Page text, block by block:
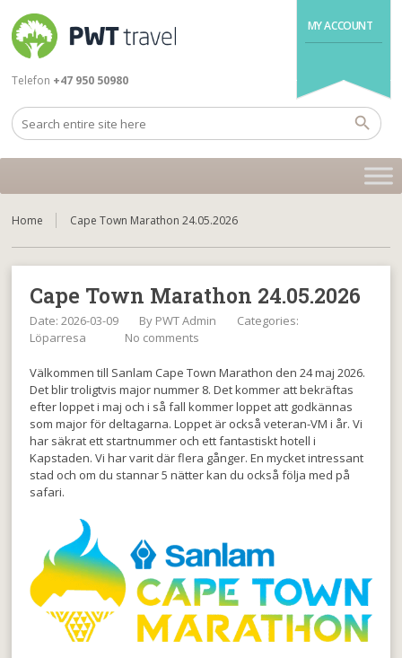
MY ACCOUNT
Telefon +47 950 50980
Home Cape Town Marathon 24.05.2026
Cape Town Marathon 24.05.2026
Date: 2026-03-09 By PWT Admin
Categories:
Löparresa
No comments
Välkommen till Sanlam Cape Town Marathon den 24 maj 2026.
Det blir troligtvis major nummer 8. Det kommer att bekräftas
efter loppet i maj och i så fall kommer loppet att godkännas
som major för deltagarna. Loppet är också veteran-VM i år. Vi
har säkrat ett startnummer och ett fantastiskt hotell i
Kapstaden. Vi har varit där flera gånger. En mycket intressant
stad och om du stannar 5 nätter kan du också följa med på
safari.